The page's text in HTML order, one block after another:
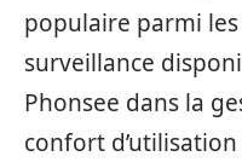
populaire parmi
surveillance
Phonsee dans la
confort